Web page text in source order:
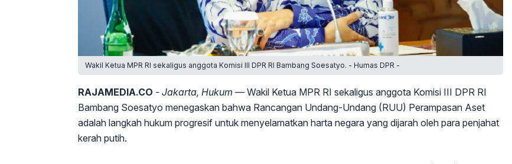
Wakil Ketua MPR RI sekaligus anggota Komisi III DPR RI Bambang Soesatyo. - Humas DPR -
RAJAMEDIA.CO - Jakarta, Hukum —Wakil Ketua MPR RI sekaligus anggota Komisi III DPR RI
Bambang Soesatyo menegaskan bahwa Rancangan Undang-Undang (RUU) Perampasan Aset
adalah langkah hukum progresif untuk menyelamatkan harta negara yang dijarah oleh para penjahat
kerah putih.